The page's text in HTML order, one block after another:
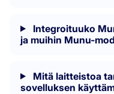
Integroituuko
ja muihin Munu-
Mitä laitteistoa
sovelluksen